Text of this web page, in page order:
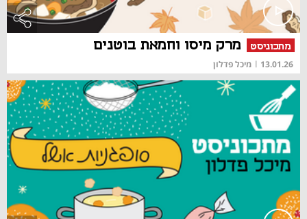
מתכוניסט מרק מיסו וחמאת בוטנים
13.01.26
| מיכל פדלון